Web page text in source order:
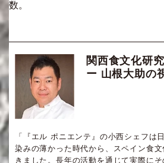
数。
関西食文化研
ー 山根大助の
「『エル ポニエンテ』の小西シェフは
染みの薄かった時代から、スペイン食
きました。長年の活動を通じて実際に